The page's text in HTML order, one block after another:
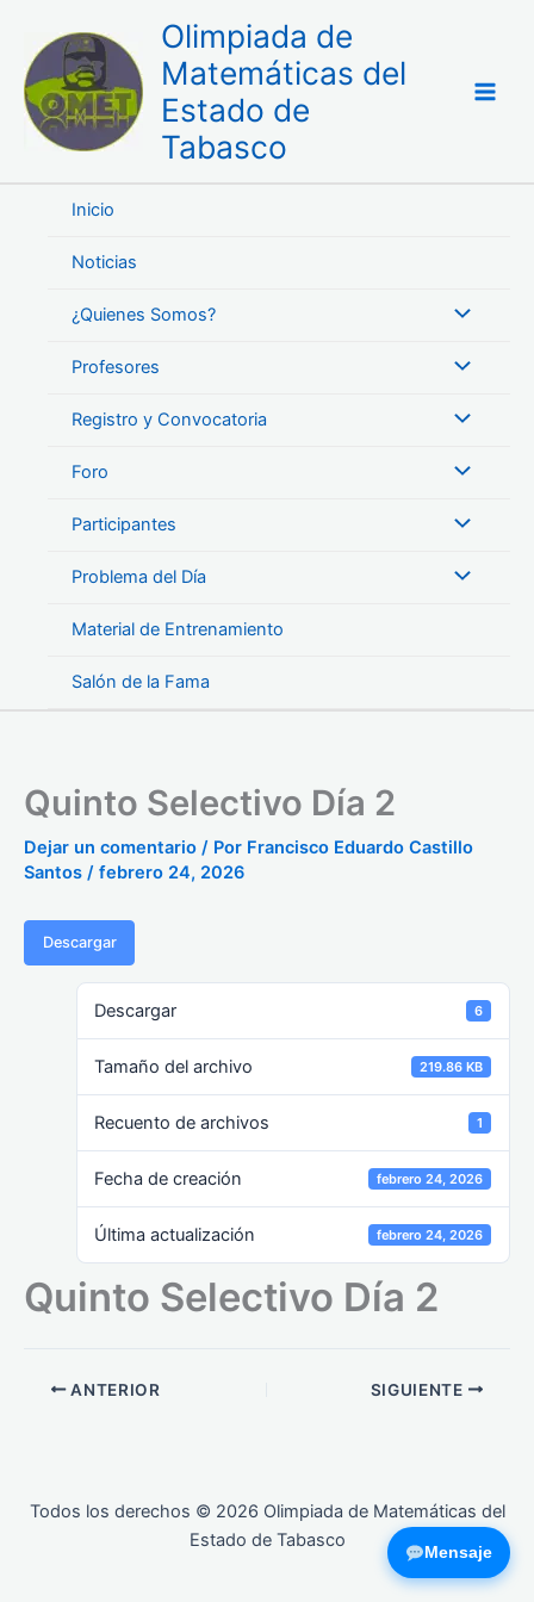
contenido
Olimpiada de
Matemáticas del
Estado de
Tabasco
Inicio
Noticias
¿Quienes Somos?
Profesores
Registro y Convocatoria
Foro
Participantes
Problema del Día
Material de Entrenamiento
Salón de la Fama
Quinto Selectivo Día 2
Dejar un comentario / Por Francisco Eduardo Castillo
Santos / febrero 24, 2026
Descargar
Descargar 6
Tamaño del archivo 219.86 KB
Recuento de archivos 1
Fecha de creación febrero 24, 2026
Última actualización febrero 24, 2026
Quinto Selectivo Día 2
ANTERIOR SIGUIENTE
Todos los derechos © 2026 Olimpiada de Matemáticas del
Estado de Tabasco
Mensaje